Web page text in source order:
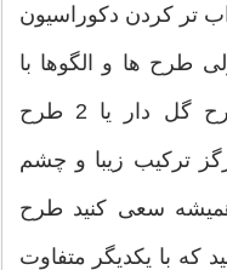
تر کردن دکوراسیون
طرح ها و الگوها با
یکدیگر است؛ برای مثال دو طرح گل دار یا 2 طرح
ترکیب زیبا و چشم
همیشه سعی کنید طرح
که با یکدیگر متفاوت